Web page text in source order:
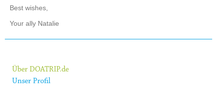
Best wishes,
Your ally Natalie
Über DOATRIP.de
Unser Profil